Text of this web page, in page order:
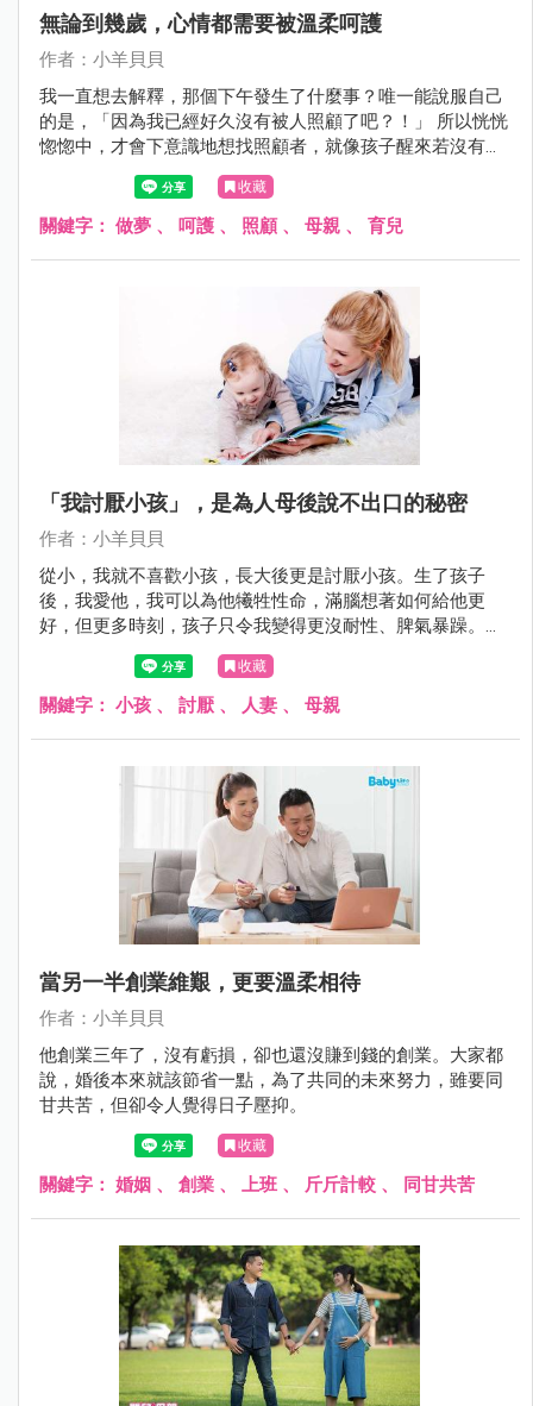
無論到幾歲，心情都需要被溫柔呵護
作者：小羊貝貝
我一直想去解釋，那個下午發生了什麼事？唯一能說服自己
的是，「因為我已經好久沒有被人照顧了吧？！」 所以恍恍
惚惚中，才會下意識地想找照顧者，就像孩子醒來若沒有看
到我，總是會大哭，那個恍惚的午後，我竟回到幼兒時期的
收藏
關鍵字： 做夢 、 呵護 、 照顧、 母親 、 育兒
「我討厭小孩」，是為人母後說不出口的秘密
作者：小羊貝貝
從小，我就不喜歡小孩，長大後更是討厭小孩。生了孩子
後，我愛他，我可以為他犧牲性命，滿腦想著如何給他更
好，但更多時刻，孩子只令我變得更沒耐性、脾氣暴躁。有
了孩子之後，我更確切知道「我真的不喜歡小孩」，「我的
內建母愛，應該是朋友圈裡最少的吧？！」我常常這樣想。
收藏
關鍵字： 小孩 、 討厭 、 人妻 、 母親
當另一半創業維艱，更要溫柔相待
作者：小羊貝貝
他創業三年了，沒有虧損，卻也還沒賺到錢的創業。大家都
說，婚後本來就該節省一點，為了共同的未來努力，雖要同
甘共苦，但卻令人覺得日子壓抑。
收藏
關鍵字： 婚姻 、 創業 、 上班 、 斤斤計較 、 同甘共苦